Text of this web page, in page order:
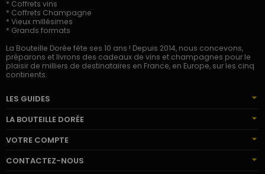
* Coffrets vins
* Coffrets Champagne
* Vieux millésimes
* Grands formats
La Bouteille Dorée fête ses 10 ans ! Depuis 2014, nous concevons,
préparons et livrons des cadeaux de vins et champagnes pour le
plaisir de milliers de destinataires en France, en Europe, sur les cinq
continents.
LES GUIDES
LA BOUTEILLE DORÉE
VOTRE COMPTE
CONTACTEZ-NOUS